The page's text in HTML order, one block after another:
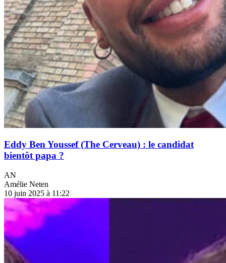
Eddy Ben Youssef (The Cerveau) : le candidat
bientôt papa ?
AN
Amélie Neten
10 juin 2025 à 11:22